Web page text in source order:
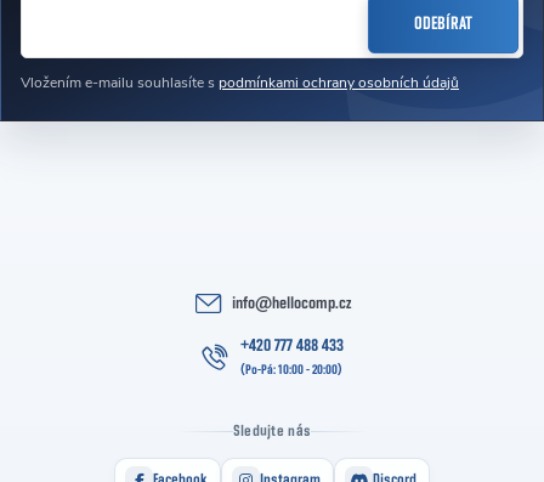
Vložením e-mailu souhlasíte s podmínkami ochrany osobních údajů
ODEBÍRAT
info@hellocomp.cz
+420 777 488 433
Sledujte nás